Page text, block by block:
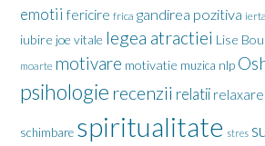
emotii fericire frica gandirea pozitiva
iubire joe vitale legea atractiei Lise
moarte motivare motivatie muzica nlp
psihologie recenzii relatii relaxare
schimbare spiritualitate stres